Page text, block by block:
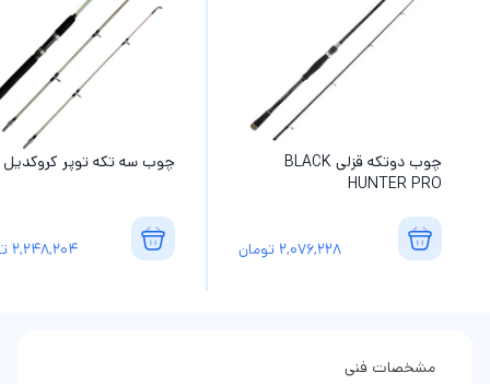
چوب دوتکه قزلی BLACK
HUNTER PRO
2,076,228 تومان
چوب سه تکه توپر کروکدیل
2,248,204
مشخصات فنی